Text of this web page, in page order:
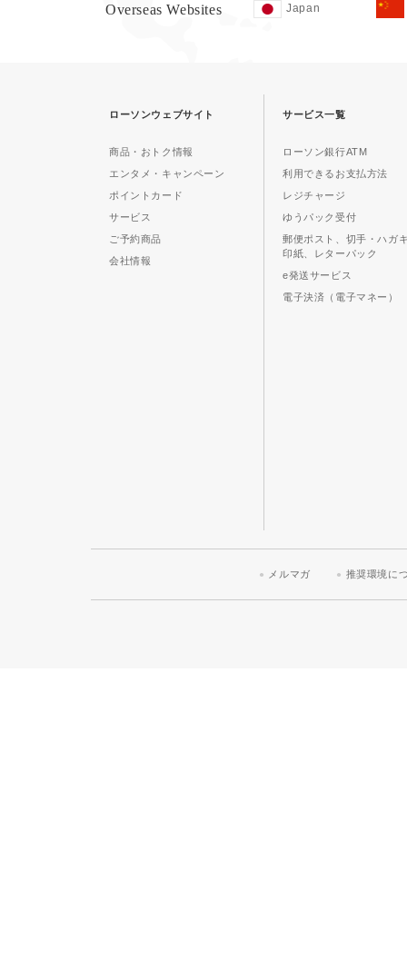
Overseas Websites Japan
ローソンウェブサイト
商品・おトク情報
エンタメ・キャンペーン
ポイントカード
サービス
ご予約商品
会社情報
サービス一覧
ローソン銀行ATM
利用できるお支払方法
レジチャージ
ゆうパック受付
郵便ポスト、切手・ハガ
印紙、レターパック
e発送サービス
電子決済（電子マネー）
メルマガ 推奨環境に